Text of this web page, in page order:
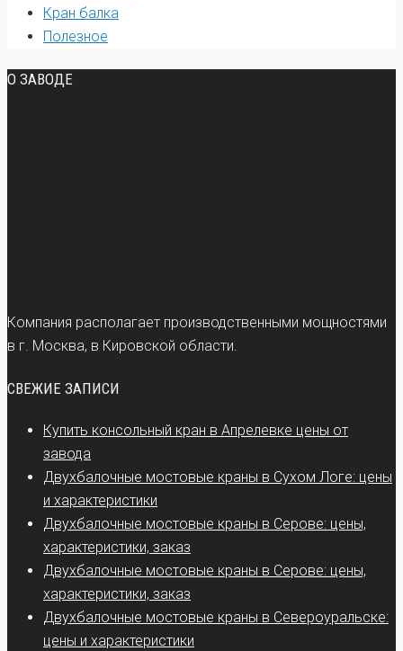
Кран балка
Полезное
О ЗАВОДЕ
Компания располагает производственными мощностями
в г. Москва, в Кировской области.
СВЕЖИЕ ЗАПИСИ
Купить консольный кран в Апрелевке цены от
завода
Двухбалочные мостовые краны в Сухом Логе: цены
и характеристики
Двухбалочные мостовые краны в Серове: цены,
характеристики, заказ
Двухбалочные мостовые краны в Серове: цены,
характеристики, заказ
Двухбалочные мостовые краны в Североуральске:
цены и характеристики